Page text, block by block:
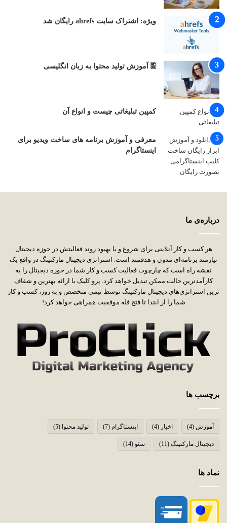
ویژه: اشتراک سایت ahrefs رایگان شد
🖺 آموزش تولید محتوا به زبان انگلیسی
کمپین تبلیغاتی چیست و انواع آن
معرفی و آموزش برنامه های ساخت ویدیو برای
اینستاگرام
درباره‌ی ما
هر کسب و کار آنلاینی برای شروع و یا بهبود روند فعالیتش در حوزه دیجیتال
نیازمند برنامه‌ای مدون و هدفمند است. استراتژی دیجیتال مارکتینگ در واقع یک
نقشه راه است که چارچوب فعالیت کسب و کار شما در حوزه دیجیتال را به
کارآمدترین حالت ممکن تبدیل خواهد کرد. پرو کلیک با ارائه بهترین و شفاف
ترین استراتژی‌های دیجیتال مارکتینگ توسط تیمی متخصص و به روز، کسب و کار
شما را از ابتدا تا فتح قله موفقیت همراهی خواهد کرد!
برچسب ها
آموزش (4) اخبار (4) اینستاگرام (7) تولید محتوا (5)
دیجیتال مارکتینگ (11) سئو (14)
نماد ها